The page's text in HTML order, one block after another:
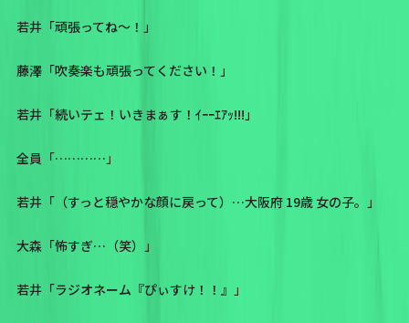
若井「頑張ってね〜！」
藤澤「吹奏楽も頑張ってください！」
若井「続いテェ！いきまぁす！ｲｰｰｴｱｯ!!!」
全員「…………」
若井「（すっと穏やかな顔に戻って）…大阪府 19歳 女の子。」
大森「怖すぎ…（笑）」
若井「ラジオネーム『ぴぃすけ！！』」